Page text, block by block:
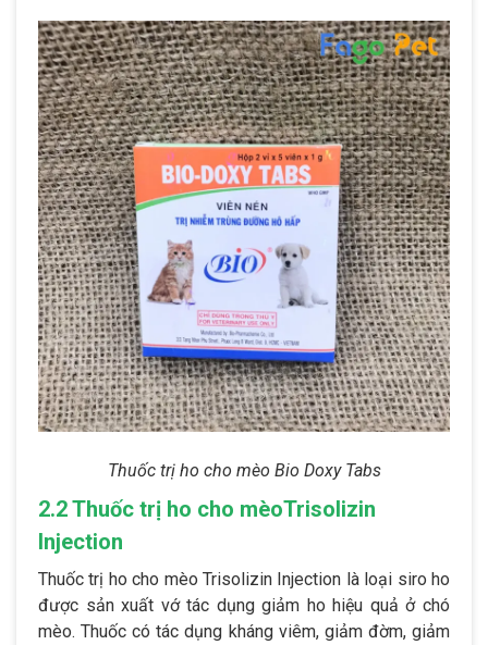
Thuốc trị ho cho mèo Bio Doxy Tabs
2.2 Thuốc trị ho cho mèoTrisolizin
Injection
Thuốc trị ho cho mèo Trisolizin Injection là loại siro ho
được sản xuất vớ tác dụng giảm ho hiệu quả ở chó
mèo. Thuốc có tác dụng kháng viêm, giảm đờm, giảm